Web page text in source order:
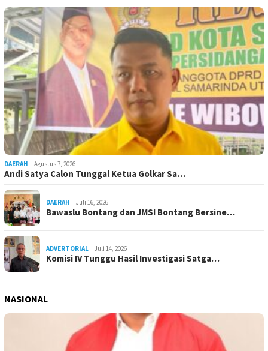
DAERAH Agustus 7, 2026
Andi Satya Calon Tunggal Ketua Golkar Sa…
DAERAH Juli 16, 2026
Bawaslu Bontang dan JMSI Bontang Bersine…
ADVERTORIAL Juli 14, 2026
Komisi IV Tunggu Hasil Investigasi Satga…
NASIONAL